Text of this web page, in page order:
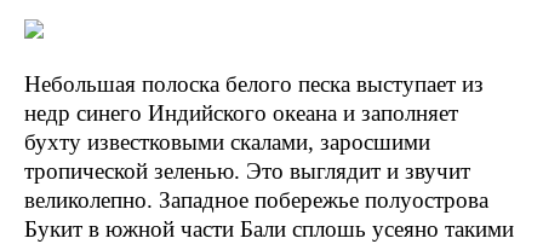
Небольшая полоска белого песка выступает из
недр синего Индийского океана и заполняет
бухту известковыми скалами, заросшими
тропической зеленью. Это выглядит и звучит
великолепно. Западное побережье полуострова
Букит в южной части Бали сплошь усеяно такими